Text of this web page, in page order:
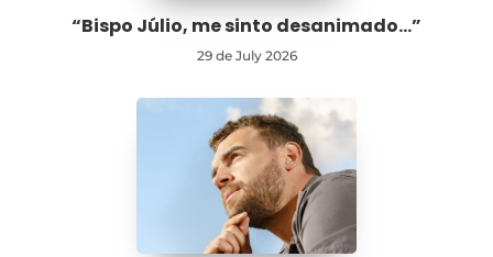
“Bispo Júlio, me sinto desanimado…”
29 de July 2026